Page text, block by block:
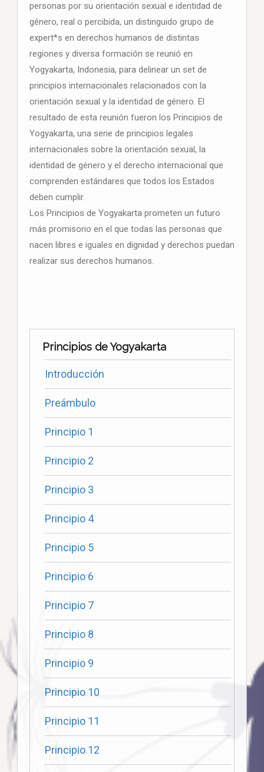
personas por su orientación sexual e identidad de
género, real o percibida, un distinguido grupo de
expert*s en derechos humanos de distintas
regiones y diversa formación se reunió en
Yogyakarta, Indonesia, para delinear un set de
principios internacionales relacionados con la
orientación sexual y la identidad de género. El
resultado de esta reunión fueron los Principios de
Yogyakarta, una serie de principios legales
internacionales sobre la orientación sexual, la
identidad de género y el derecho internacional que
comprenden estándares que todos los Estados
deben cumplir.
Los Principios de Yogyakarta prometen un futuro
más promisorio en el que todas las personas que
nacen libres e iguales en dignidad y derechos puedan
realizar sus derechos humanos.
Principios de Yogyakarta
Introducción
Preámbulo
Principio 1
Principio 2
Principio 3
Principio 4
Principio 5
Principio 6
Principio 7
Principio 8
Principio 9
Principio 10
Principio 11
Principio 12